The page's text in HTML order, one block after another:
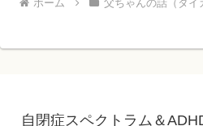
ホーム 父ちゃんの話（タイ
自閉症スペクトラム＆